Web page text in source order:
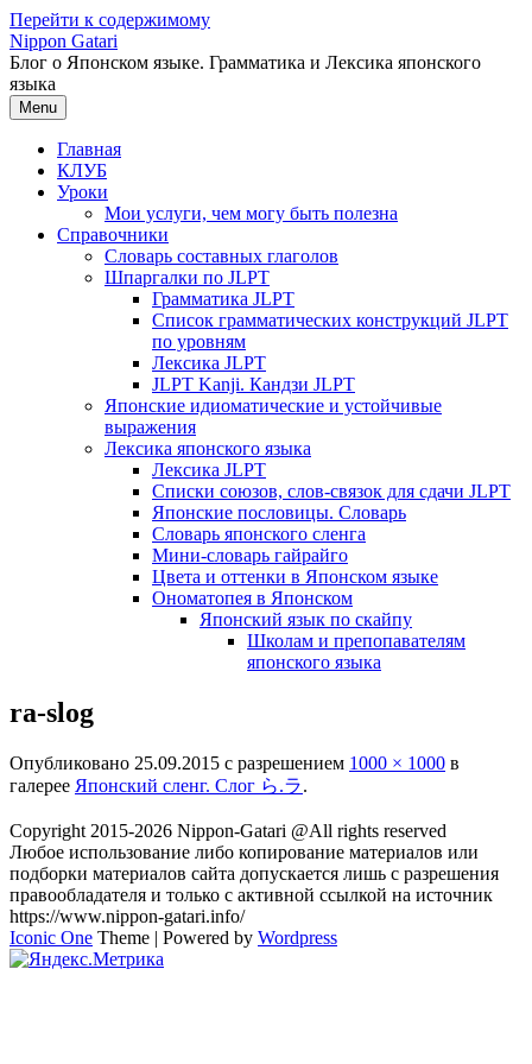
Перейти к содержимому
Nippon Gatari
Блог о Японском языке. Грамматика и Лексика японского
языка
Menu
Главная
КЛУБ
Уроки
Мои услуги, чем могу быть полезна
Справочники
Словарь составных глаголов
Шпаргалки по JLPT
Грамматика JLPT
Список грамматических конструкций JLPT
по уровням
Лексика JLPT
JLPT Kanji. Кандзи JLPT
Японские идиоматические и устойчивые
выражения
Лексика японского языка
Лексика JLPT
Списки союзов, слов-связок для сдачи JLPT
Японские пословицы. Словарь
Словарь японского сленга
Мини-словарь гайрайго
Цвета и оттенки в Японском языке
Ономатопея в Японском
Японский язык по скайпу
Школам и препопавателям
японского языка
ra-slog
Опубликовано 25.09.2015 с разрешением 1000 × 1000 в
галерее Японский сленг. Слог ら.ラ.
Copyright 2015-2026 Nippon-Gatari @All rights reserved
Любое использование либо копирование материалов или
подборки материалов сайта допускается лишь с разрешения
правообладателя и только с активной ссылкой на источник
https://www.nippon-gatari.info/
Iconic One Theme | Powered by Wordpress